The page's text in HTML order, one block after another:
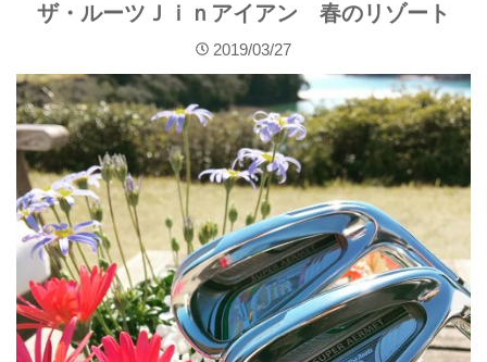
ザ・ルーツＪｉｎアイアン 春のリゾート
2019/03/27